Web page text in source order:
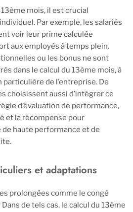
mois, il est crucial
Par exemple, les salariés
voir leur prime calculée
aux employés à temps plein.
ou les bonus ne sont
dans le calcul du 13ème mois, à
particulière de l’entreprise. De
choisissent aussi d’intégrer ce
d’évaluation de performance,
et la récompense pour
haute performance et de
et adaptations
prolongées comme le congé
de tels cas, le calcul du 13ème